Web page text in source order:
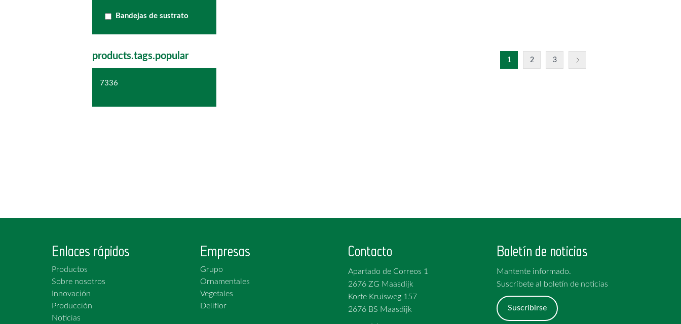
Bandejas de sustrato
products.tags.popular
7336
1 2 3
Enlaces rápidos
Productos
Sobre nosotros
Innovación
Producción
Noticias
Empresas
Grupo
Ornamentales
Vegetales
Deliflor
Contacto
Apartado de Correos 1
2676 ZG Maasdijk
Korte Kruisweg 157
2676 BS Maasdijk
Boletín de noticias
Mantente informado.
Suscríbete al boletín de noticias
Suscribirse